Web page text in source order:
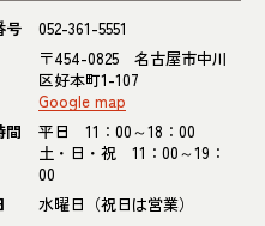
号
052-361-5551
〒454-0825 名古屋市中川
区好本町1-107
Google map
間
平日 11：00～18：00
土・日・祝 11：00～19：
00
水曜日（祝日は営業）